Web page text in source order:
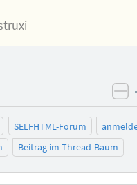
SELFHTML-Forum
Beitrag im Thread-Baum